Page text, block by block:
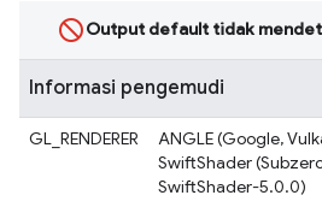
Output default tidak
Informasi pengemudi
GL_RENDERER
ANGLE (Google,
SwiftShader
SwiftShader-5.0.0)